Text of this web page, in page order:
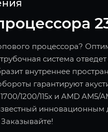
процессора?
система
внутреннее
гарантируют
1200/115x и AMD